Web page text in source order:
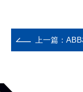
上一篇： ABB